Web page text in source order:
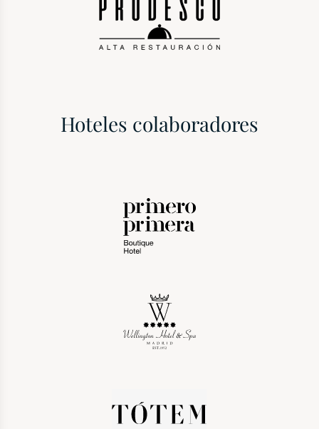
Hoteles colaboradores